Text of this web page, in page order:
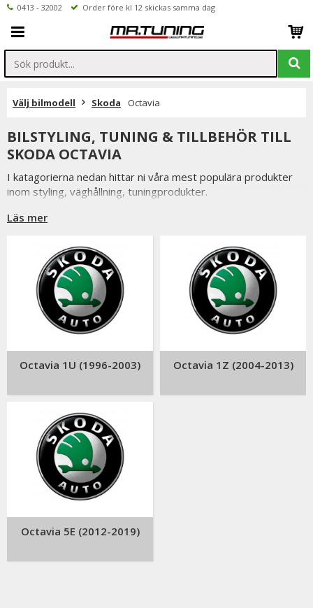
0413 - 32002 Order före kl 12 skickas samma dag
Välj bilmodell Skoda Octavia
BILSTYLING, TUNING & TILLBEHÖR TILL
SKODA OCTAVIA
I katagorierna nedan hittar ni våra mest populära produkter
inom styling, väghållning, tuningprodukter.
Är det något som du funderar över eller inte hittar i vårt
Till Skoda Octavia.
Läs mer
Octavia 1U (1996-2003) Octavia 1Z (2004-2013)
Octavia 5E (2012-2019)